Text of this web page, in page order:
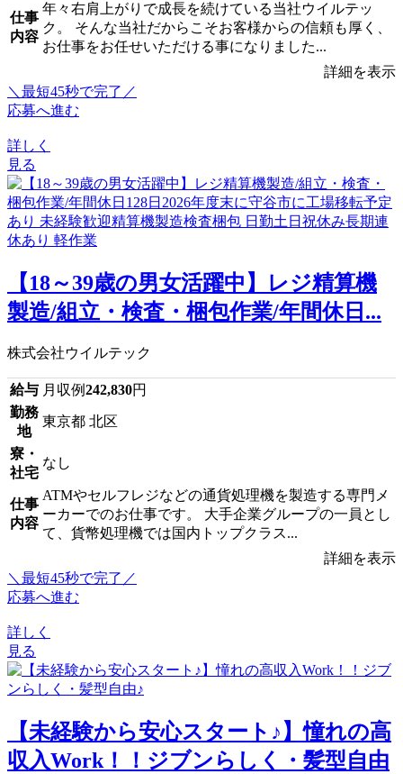
仕事
内容
年々右肩上がりで成長を続けている当社ウイルテッ
ク。 そんな当社だからこそお客様からの信頼も厚く、
お仕事をお任せいただける事になりました...
詳細を表示
＼最短45秒で完了／
応募へ進む
詳しく
見る
【18～39歳の男女活躍中】レジ精算機
製造/組立・検査・梱包作業/年間休日...
株式会社ウイルテック
給与 月収例242,830円
勤務
地
東京都 北区
寮・
社宅
なし
仕事
内容
ATMやセルフレジなどの通貨処理機を製造する専門メ
ーカーでのお仕事です。 大手企業グループの一員とし
て、貨幣処理機では国内トップクラス...
詳細を表示
＼最短45秒で完了／
応募へ進む
詳しく
見る
【未経験から安心スタート♪】憧れの高
収入Work！！ジブンらしく・髪型自由